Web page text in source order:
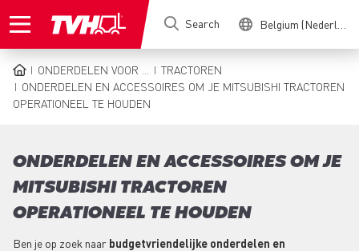
to
Search Belgium (Nederlands)
BREADCRUMB
ONDERDELEN VOOR ...
TRACTOREN
ONDERDELEN EN ACCESSOIRES OM JE MITSUBISHI TRACTOREN
OPERATIONEEL TE HOUDEN
ONDERDELEN EN ACCESSOIRES OM JE
MITSUBISHI TRACTOREN
OPERATIONEEL TE HOUDEN
Ben je op zoek naar budgetvriendelijke onderdelen en